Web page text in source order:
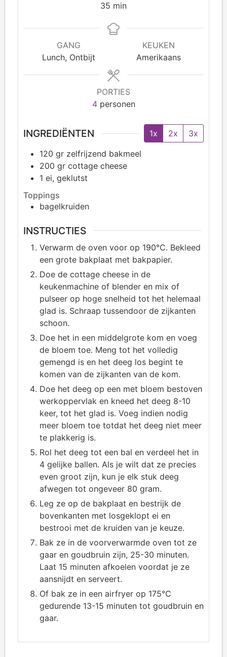
35 min
GANG
Lunch, Ontbijt
KEUKEN
Amerikaans
PORTIES
4 personen
INGREDIËNTEN 1x 2x
3x
120 gr zelfrijzend bakmeel
200 gr cottage cheese
1 ei, geklutst
Toppings
bagelkruiden
INSTRUCTIES
Verwarm de oven voor op 190°C. Bekleed
een grote bakplaat met bakpapier.
Doe de cottage cheese in de
keukenmachine of blender en mix of
pulseer op hoge snelheid tot het helemaal
glad is. Schraap tussendoor de zijkanten
schoon.
Doe het in een middelgrote kom en voeg
de bloem toe. Meng tot het volledig
gemengd is en het deeg los begint te
komen van de zijkanten van de kom.
Doe het deeg op een met bloem bestoven
werkoppervlak en kneed het deeg 8-10
keer, tot het glad is. Voeg indien nodig
meer bloem toe totdat het deeg niet meer
te plakkerig is.
Rol het deeg tot een bal en verdeel het in
4 gelijke ballen. Als je wilt dat ze precies
even groot zijn, kun je elk stuk deeg
afwegen tot ongeveer 80 gram.
Leg ze op de bakplaat en bestrijk de
bovenkanten met losgeklopt ei en
bestrooi met de kruiden van je keuze.
Bak ze in de voorverwarmde oven tot ze
gaar en goudbruin zijn, 25-30 minuten.
Laat 15 minuten afkoelen voordat je ze
aansnijdt en serveert.
Of bak ze in een airfryer op 175°C
gedurende 13-15 minuten tot goudbruin en
gaar.